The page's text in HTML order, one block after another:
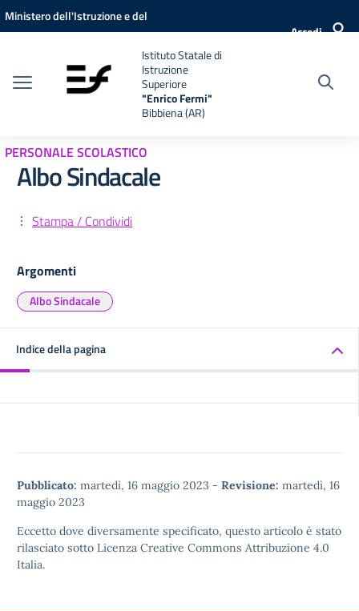
Vai ai contenuti
Vai al menu di navigazione
Vai al footer
Ministero dell'Istruzione e del
Accedi
Istituto Statale di
Istruzione
Superiore
"Enrico Fermi"
Bibbiena (AR)
PERSONALE SCOLASTICO
Albo Sindacale
Stampa / Condividi
Argomenti
Albo Sindacale
Indice della pagina
Pubblicato: martedì, 16 maggio 2023 - Revisione: martedì, 16
maggio 2023
Eccetto dove diversamente specificato, questo articolo è stato
rilasciato sotto Licenza Creative Commons Attribuzione 4.0
Italia.